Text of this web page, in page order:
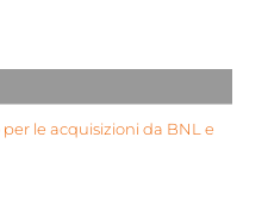
le acquisizioni da BNL e